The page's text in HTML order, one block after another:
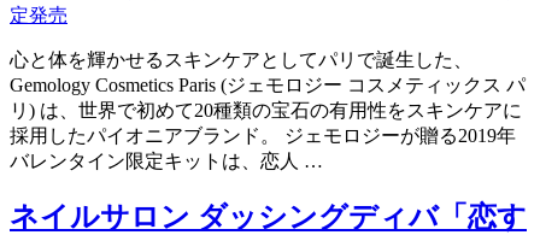
心と体を輝かせるスキンケアとしてパリで誕生した、
Gemology Cosmetics Paris (ジェモロジー コスメティックス パ
リ) は、世界で初めて20種類の宝石の有用性をスキンケアに
採用したパイオニアブランド。 ジェモロジーが贈る2019年
バレンタイン限定キットは、恋人 …
ネイルサロン ダッシングディバ「恋す